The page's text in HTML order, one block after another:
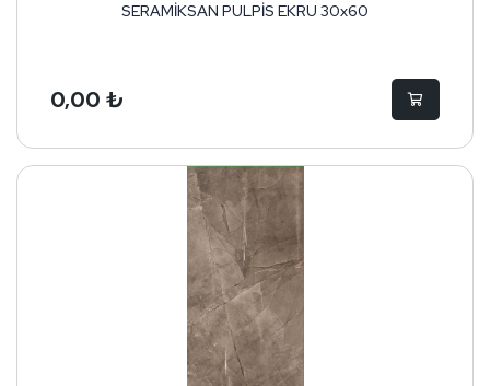
SERAMİKSAN PULPİS EKRU 30x60
0,00 ₺